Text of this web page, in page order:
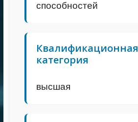
способностей
Квалификационная
категория
высшая